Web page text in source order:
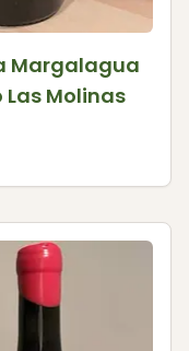
Margalagua
Las Molinas